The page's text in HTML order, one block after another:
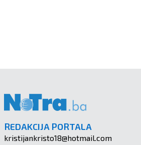
REDAKCIJA PORTALA
kristijankristo18@hotmail.com